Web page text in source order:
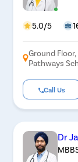
5.0/5
Ground
Pathways
Call Us
Dr